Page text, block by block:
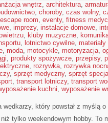
wnętrz, architektura,
, choroby, czas wolny,
escape room, eventy, fitness
, imprezy, instalacje domowe,
, kluby muzyczne,
, lotnictwo cywilne,
, moda, motocykle, motoryzacja,
, produkty spożywcze, przepisy,
, rozrywka, rozrywka
, sprzęt medyczny, sprzęt
, transport lotniczy, transport
kuchni, wyposażenie
wędkarzy, który powstał z myślą
tylko weekendowym hobby. To